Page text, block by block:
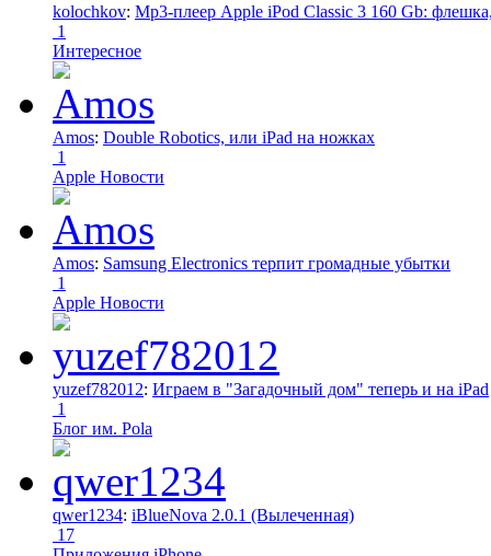
kolochkov: Mp3-плеер Apple iPod Classic 3 160 Gb:
1
Интересное
Amos: Double Robotics, или iPad на ножках
1
Apple Новости
Amos: Samsung Electronics терпит громадные убытки
1
Apple Новости
yuzef782012: Играем в "Загадочный дом" теперь и на iPad
1
Блог им. Pola
qwer1234: iBlueNova 2.0.1 (Вылеченная)
17